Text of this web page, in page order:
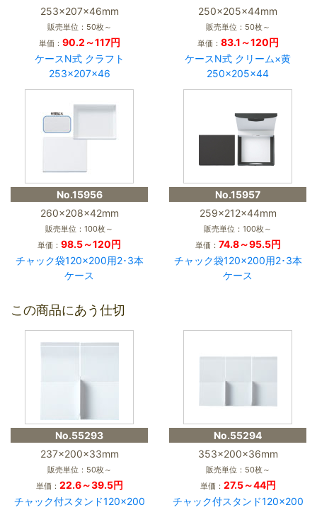
253×207×46mm
販売単位：50枚～
単価： 90.2～117円
ケースN式 クラフト
253×207×46
250×205×44mm
販売単位：50枚～
単価： 83.1～120円
ケースN式 クリーム×黄
250×205×44
No.15956
260×208×42mm
販売単位：100枚～
単価： 98.5～120円
チャック袋120×200用2･3本
ケース
No.15957
259×212×44mm
販売単位：100枚～
単価： 74.8～95.5円
チャック袋120×200用2･3本
ケース
この商品にあう仕切
No.55293
237×200×33mm
販売単位：50枚～
単価： 22.6～39.5円
チャック付スタンド120×200
No.55294
353×200×36mm
販売単位：50枚～
単価： 27.5～44円
チャック付スタンド120×200